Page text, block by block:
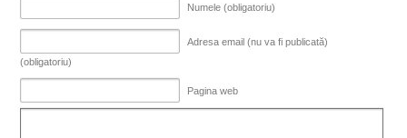
Numele (obligatoriu)
Adresa email (nu va fi publicată)
(obligatoriu)
Pagina web